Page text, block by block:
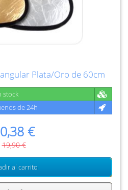
Plata/Oro de 60cm
stock
de 24h
€
19,90 €
al carrito